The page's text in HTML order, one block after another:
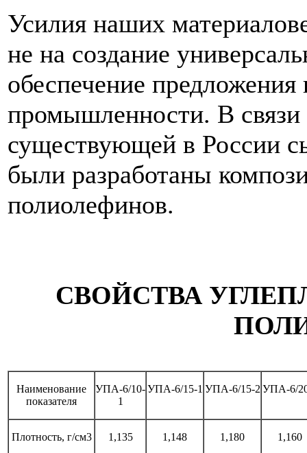
Усилия наших
не на создание
обеспечение
промышленности. В связи
существующей в России
были разработаны
полиолефинов.
СВОЙСТВА
Наименование
показателя
УПА-6/10-
1
УПА-6/15-1 УПА-6/15-2 УПА-6/
Плотность, г/см3 1,135 1,148 1,180 1,160